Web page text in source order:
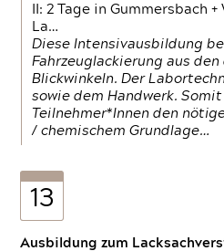
II: 2 Tage in Gummersbach
La…
Diese Intensivausbildung
Fahrzeuglackierung aus
Blickwinkeln. Der
sowie dem Handwerk.
Teilnehmer*Innen den
/ chemischem Grundlage…
13
Ausbildung zum